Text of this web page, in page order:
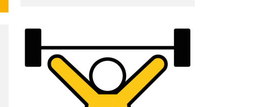
meistern und Workloads wuppen – bei
zunehmend anspruchsvollen Aufgaben
und abnehmendem Nachwuchs?